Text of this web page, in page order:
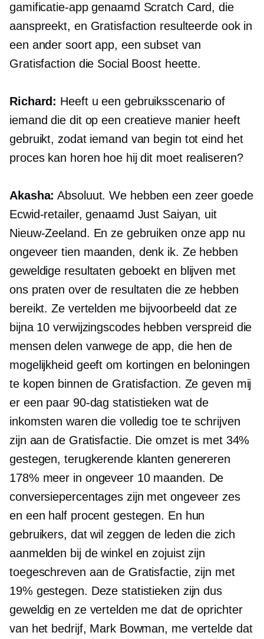
gamificatie-app genaamd Scratch Card, die
aanspreekt, en Gratisfaction resulteerde ook in
een ander soort app, een subset van
Gratisfaction die Social Boost heette.
Richard: Heeft u een gebruiksscenario of
iemand die dit op een creatieve manier heeft
gebruikt, zodat iemand van begin tot eind het
proces kan horen hoe hij dit moet realiseren?
Akasha: Absoluut. We hebben een zeer goede
Ecwid-retailer, genaamd Just Saiyan, uit
Nieuw-Zeeland. En ze gebruiken onze app nu
ongeveer tien maanden, denk ik. Ze hebben
geweldige resultaten geboekt en blijven met
ons praten over de resultaten die ze hebben
bereikt. Ze vertelden me bijvoorbeeld dat ze
bijna 10 verwijzingscodes hebben verspreid die
mensen delen vanwege de app, die hen de
mogelijkheid geeft om kortingen en beloningen
te kopen binnen de Gratisfaction. Ze geven mij
er een paar 90-dag statistieken wat de
inkomsten waren die volledig toe te schrijven
zijn aan de Gratisfactie. Die omzet is met 34%
gestegen, terugkerende klanten genereren
178% meer in ongeveer 10 maanden. De
conversiepercentages zijn met ongeveer zes
en een half procent gestegen. En hun
gebruikers, dat wil zeggen de leden die zich
aanmelden bij de winkel en zojuist zijn
toegeschreven aan de Gratisfactie, zijn met
19% gestegen. Deze statistieken zijn dus
geweldig en ze vertelden me dat de oprichter
van het bedrijf, Mark Bowman, me vertelde dat